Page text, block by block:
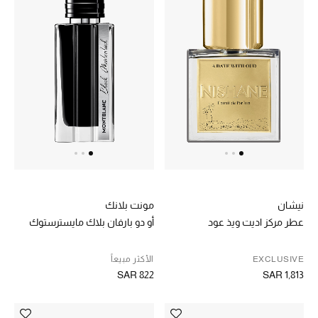
أحذية مختارة
تسوقوا الأحذية
الجمال
الأكثر مبيعاً
العطور
نيشان
عطر مركز اديت ويذ عود
EXCLUSIVE
SAR 1,813
مونت بلانك
أو دو بارفان بلاك مايسترستوك
الأكثر مبيعاً
SAR 822